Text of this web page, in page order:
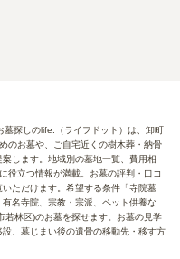
探しのlife.（ライフドット）は、卸町
のお墓や、ご自宅近くの樹木葬・納骨
します。地域別の墓地一覧、費用相
役立つ情報が満載。お墓の評判・口コ
ただけます。希望する条件「寺院墓
名寺院、宗教・宗派、ペット供養な
若林区)のお墓を探せます。お墓の見学
、墓じまい後の遺骨の移動先・移す方